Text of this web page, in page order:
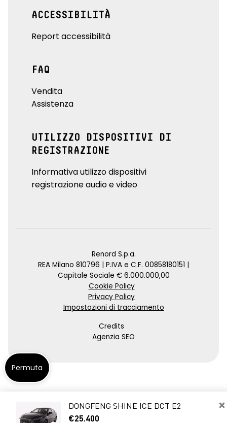
×
DONGFENG SHINE ICE DCT E2
€25.400
ACCESSIBILITÀ
Report accessibilità
FAQ
Vendita
Assistenza
UTILIZZO DISPOSITIVI DI
REGISTRAZIONE
Informativa utilizzo dispositivi
registrazione audio e video
Renord S.p.a.
REA Milano 810796 | P.IVA e C.F. 00858180151 |
Capitale Sociale € 6.000.000,00
Cookie Policy
Privacy Policy
Impostazioni di tracciamento
Credits
Agenzia SEO
Permuta